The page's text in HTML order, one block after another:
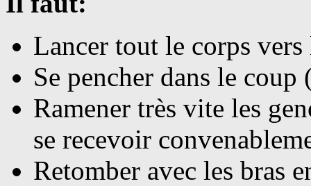
Lancer tout le corps vers
Se pencher dans le
Ramener très vite les
se recevoir
Retomber avec les bras